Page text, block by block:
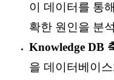
이 데이터를 통
확한 원인을 분
Knowledge DB
을 데이터베이